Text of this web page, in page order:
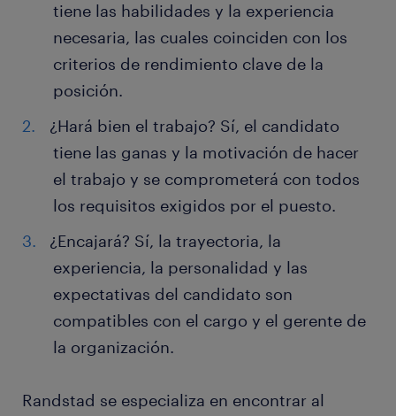
tiene las habilidades y la experiencia
necesaria, las cuales coinciden con los
criterios de rendimiento clave de la
posición.
¿Hará bien el trabajo? Sí, el candidato
tiene las ganas y la motivación de hacer
el trabajo y se comprometerá con todos
los requisitos exigidos por el puesto.
¿Encajará? Sí, la trayectoria, la
experiencia, la personalidad y las
expectativas del candidato son
compatibles con el cargo y el gerente de
la organización.
Randstad se especializa en encontrar al